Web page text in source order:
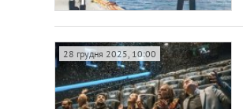
28 грудня 2025, 10:00